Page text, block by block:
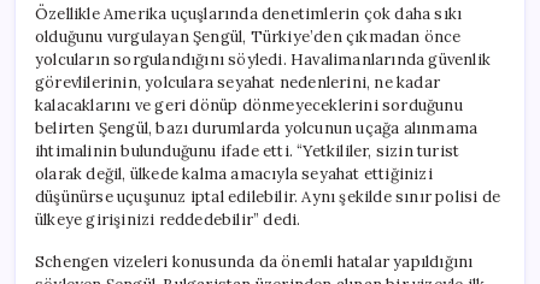
Özellikle Amerika uçuşlarında denetimlerin çok daha sıkı
olduğunu vurgulayan Şengül, Türkiye’den çıkmadan önce
yolcuların sorgulandığını söyledi. Havalimanlarında güvenlik
görevlilerinin, yolculara seyahat nedenlerini, ne kadar
kalacaklarını ve geri dönüp dönmeyeceklerini sorduğunu
belirten Şengül, bazı durumlarda yolcunun uçağa alınmama
ihtimalinin bulunduğunu ifade etti. “Yetkililer, sizin turist
olarak değil, ülkede kalma amacıyla seyahat ettiğinizi
düşünürse uçuşunuz iptal edilebilir. Aynı şekilde sınır polisi de
ülkeye girişinizi reddedebilir” dedi.
Schengen vizeleri konusunda da önemli hatalar yapıldığını